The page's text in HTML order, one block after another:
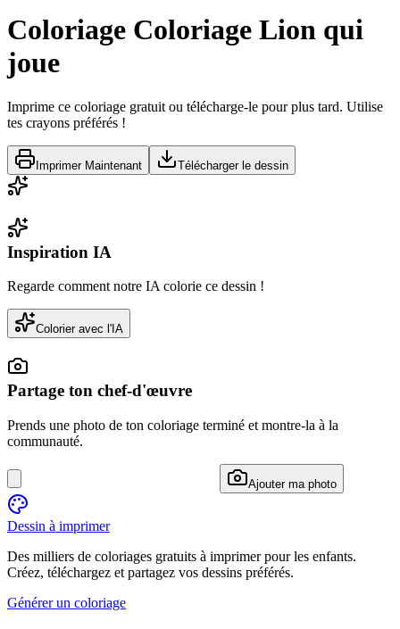
Coloriage Coloriage Lion qui
joue
Imprime ce coloriage gratuit ou télécharge-le pour plus tard. Utilise
tes crayons préférés !
Imprimer Maintenant Télécharger le dessin
Inspiration IA
Regarde comment notre IA colorie ce dessin !
Colorier avec l'IA
Partage ton chef-d'œuvre
Prends une photo de ton coloriage terminé et montre-la à la
communauté.
Ajouter ma photo
Dessin à imprimer
Des milliers de coloriages gratuits à imprimer pour les enfants.
Créez, téléchargez et partagez vos dessins préférés.
Générer un coloriage